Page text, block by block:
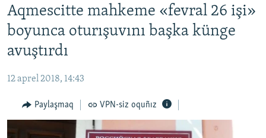
qaytmaq
Baş
navigatsiyağa
qaytmaq
Qıdıruvğa
qaytmaq
SİYASET
İQTİSADİYAT
MEDENİYET
İNSAN AQLARI
Aqmescitte mahkeme «fevral 26 işi»
boyunca oturışuvını başka künge
avuştırdı
12 aprel 2018, 14:43
Paylaşmaq VPN-siz oquñız